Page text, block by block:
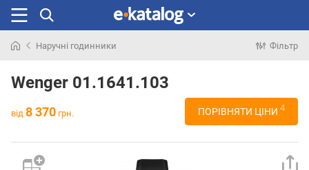
раніше
Наручні годинники Фільтр
Wenger 01.1641.103
від 8 370 грн. ПОРІВНЯТИ ЦІНИ 4